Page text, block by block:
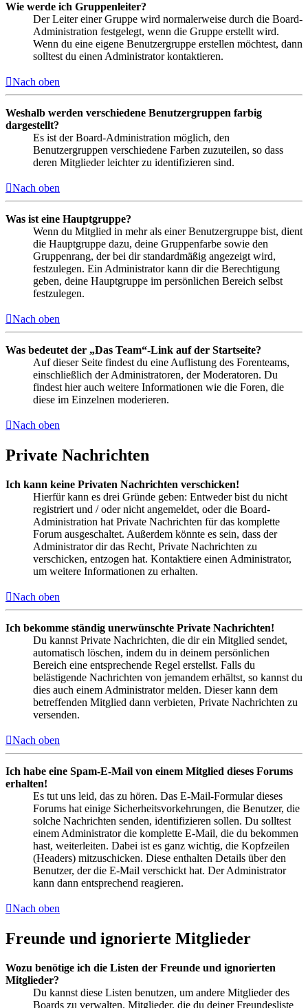
Wie werde ich Gruppenleiter?
Der Leiter einer Gruppe wird normalerweise durch die Board-
Administration festgelegt, wenn die Gruppe erstellt wird.
Wenn du eine eigene Benutzergruppe erstellen möchtest, dann
solltest du einen Administrator kontaktieren.
Nach oben
Weshalb werden verschiedene Benutzergruppen farbig
dargestellt?
Es ist der Board-Administration möglich, den
Benutzergruppen verschiedene Farben zuzuteilen, so dass
deren Mitglieder leichter zu identifizieren sind.
Nach oben
Was ist eine Hauptgruppe?
Wenn du Mitglied in mehr als einer Benutzergruppe bist, dient
die Hauptgruppe dazu, deine Gruppenfarbe sowie den
Gruppenrang, der bei dir standardmäßig angezeigt wird,
festzulegen. Ein Administrator kann dir die Berechtigung
geben, deine Hauptgruppe im persönlichen Bereich selbst
festzulegen.
Nach oben
Was bedeutet der „Das Team“-Link auf der Startseite?
Auf dieser Seite findest du eine Auflistung des Forenteams,
einschließlich der Administratoren, der Moderatoren. Du
findest hier auch weitere Informationen wie die Foren, die
diese im Einzelnen moderieren.
Nach oben
Private Nachrichten
Ich kann keine Privaten Nachrichten verschicken!
Hierfür kann es drei Gründe geben: Entweder bist du nicht
registriert und / oder nicht angemeldet, oder die Board-
Administration hat Private Nachrichten für das komplette
Forum ausgeschaltet. Außerdem könnte es sein, dass der
Administrator dir das Recht, Private Nachrichten zu
verschicken, entzogen hat. Kontaktiere einen Administrator,
um weitere Informationen zu erhalten.
Nach oben
Ich bekomme ständig unerwünschte Private Nachrichten!
Du kannst Private Nachrichten, die dir ein Mitglied sendet,
automatisch löschen, indem du in deinem persönlichen
Bereich eine entsprechende Regel erstellst. Falls du
belästigende Nachrichten von jemandem erhältst, so kannst du
dies auch einem Administrator melden. Dieser kann dem
betreffenden Mitglied dann verbieten, Private Nachrichten zu
versenden.
Nach oben
Ich habe eine Spam-E-Mail von einem Mitglied dieses Forums
erhalten!
Es tut uns leid, das zu hören. Das E-Mail-Formular dieses
Forums hat einige Sicherheitsvorkehrungen, die Benutzer, die
solche Nachrichten senden, identifizieren sollen. Du solltest
einem Administrator die komplette E-Mail, die du bekommen
hast, weiterleiten. Dabei ist es ganz wichtig, die Kopfzeilen
(Headers) mitzuschicken. Diese enthalten Details über den
Benutzer, der die E-Mail verschickt hat. Der Administrator
kann dann entsprechend reagieren.
Nach oben
Freunde und ignorierte Mitglieder
Wozu benötige ich die Listen der Freunde und ignorierten
Mitglieder?
Du kannst diese Listen benutzen, um andere Mitglieder des
Boards zu verwalten. Mitglieder, die du deiner Freundesliste